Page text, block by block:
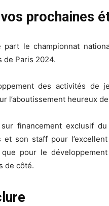
prochaines
part le championnat
de Paris 2024.
des activités de
l’aboutissement heureux
financement exclusif
son staff pour
pour le
de côté.